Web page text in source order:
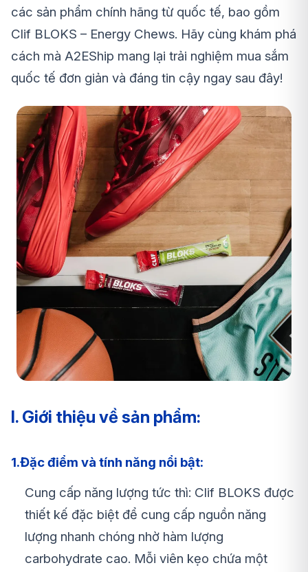
các sản phẩm chính hãng từ quốc tế, bao gồm
Clif BLOKS – Energy Chews. Hãy cùng khám phá
cách mà A2EShip mang lại trải nghiệm mua sắm
quốc tế đơn giản và đáng tin cậy ngay sau đây!
I. Giới thiệu về sản phẩm:
1.Đặc điểm và tính năng nổi bật:
Cung cấp năng lượng tức thì: Clif BLOKS được
thiết kế đặc biệt để cung cấp nguồn năng
lượng nhanh chóng nhờ hàm lượng
carbohydrate cao. Mỗi viên kẹo chứa một